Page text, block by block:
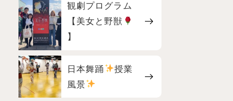
観劇プログラム
【美女と野獣
】
日本舞踊
授業
風景